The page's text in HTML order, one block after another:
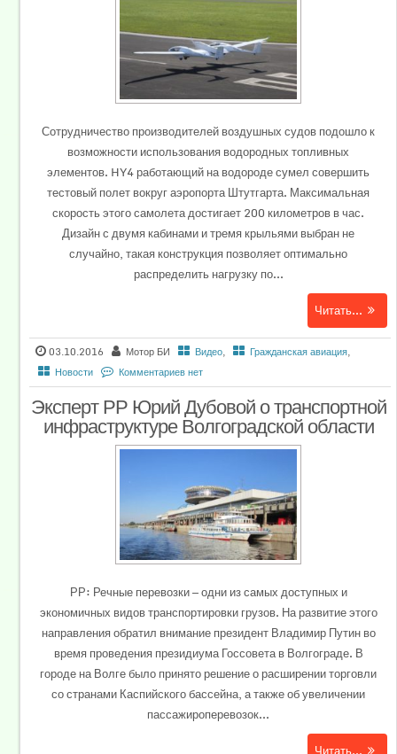
Сотрудничество производителей воздушных судов подошло к
возможности использования водородных топливных
элементов. HY4 работающий на водороде сумел совершить
тестовый полет вокруг аэропорта Штутгарта. Максимальная
скорость этого самолета достигает 200 километров в час.
Дизайн с двумя кабинами и тремя крыльями выбран не
случайно, такая конструкция позволяет оптимально
распределить нагрузку по...
Читать...
03.10.2016 Мотор БИ Видео, Гражданская авиация,
Новости
Комментариев нет
Эксперт РР Юрий Дубовой о транспортной
инфраструктуре Волгоградской области
РР: Речные перевозки — одни из самых доступных и
экономичных видов транспортировки грузов. На развитие этого
направления обратил внимание президент Владимир Путин во
время проведения президиума Госсовета в Волгограде. В
городе на Волге было принято решение о расширении торговли
со странами Каспийского бассейна, а также об увеличении
пассажироперевозок...